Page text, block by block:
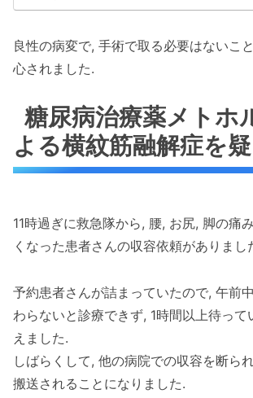
良性の病変で, 手術で取る必要はないこ
心されました.
糖尿病治療薬メトホ
よる横紋筋融解症を
11時過ぎに救急隊から, 腰, お尻, 脚の痛
くなった患者さんの収容依頼がありまし
予約患者さんが詰まっていたので, 午前
わらないと診療できず, 1時間以上待っ
えました.
しばらくして, 他の病院での収容を断ら
搬送されることになりました.